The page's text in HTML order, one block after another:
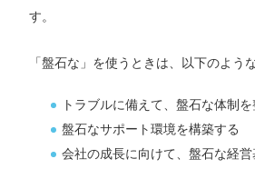
す。
「盤石な」を使うときは、以下のよう
トラブルに備えて、盤石な体制を
盤石なサポート環境を構築する
会社の成長に向けて、盤石な経営